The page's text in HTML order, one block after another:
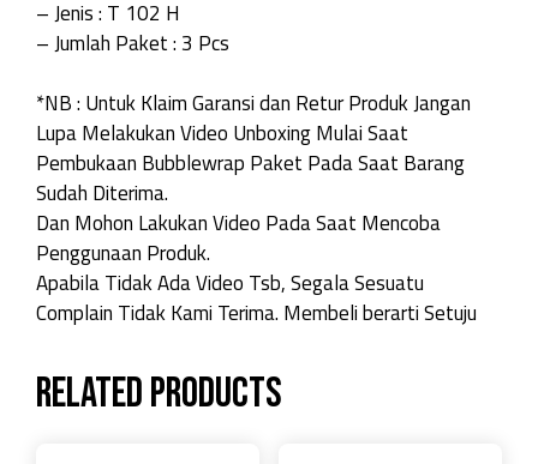
– Jenis : T 102 H
– Jumlah Paket : 3 Pcs
*NB : Untuk Klaim Garansi dan Retur Produk Jangan
Lupa Melakukan Video Unboxing Mulai Saat
Pembukaan Bubblewrap Paket Pada Saat Barang
Sudah Diterima.
Dan Mohon Lakukan Video Pada Saat Mencoba
Penggunaan Produk.
Apabila Tidak Ada Video Tsb, Segala Sesuatu
Complain Tidak Kami Terima. Membeli berarti Setuju
Related products